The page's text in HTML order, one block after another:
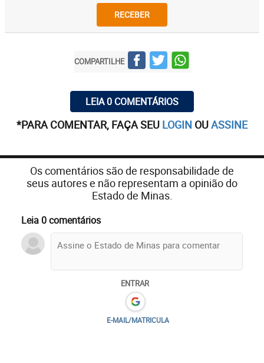
RECEBER
COMPARTILHE
LEIA 0 COMENTÁRIOS
*PARA COMENTAR, FAÇA SEU LOGIN OUASSINE
Os comentários são de responsabilidade de
seus autores e não representam a opinião do
Estado de Minas.
Leia 0 comentários
ENTRAR
E-MAIL/MATRICULA